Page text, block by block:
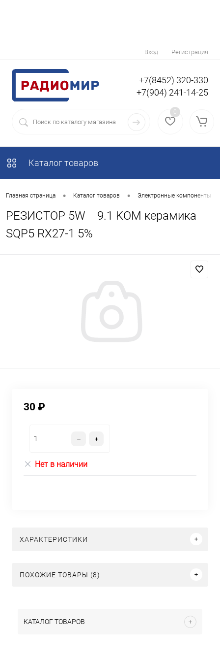
Вход Регистрация
+7(8452) 320-330
+7(904) 241-14-25
0
Каталог товаров
Главная страница • Каталог товаров • Электронные компоненты
РЕЗИСТОР 5W 9.1 KOM керамика
SQP5 RX27-1 5%
30 ₽
Нет в наличии
ХАРАКТЕРИСТИКИ
ПОХОЖИЕ ТОВАРЫ (8)
КАТАЛОГ ТОВАРОВ